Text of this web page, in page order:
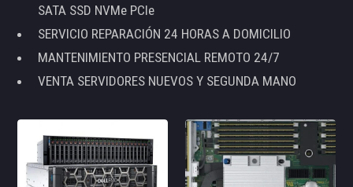
SATA SSD NVMe PCIe
SERVICIO REPARACIÓN 24 HORAS A DOMICILIO
MANTENIMIENTO PRESENCIAL REMOTO 24/7
VENTA SERVIDORES NUEVOS Y SEGUNDA MANO